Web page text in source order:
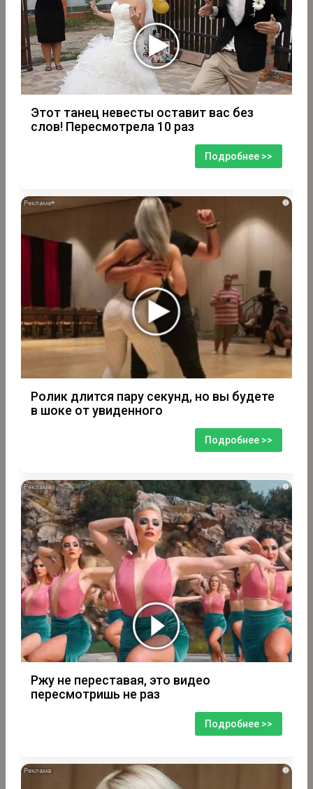
Этот танец невесты оставит вас без
слов! Пересмотрела 10 раз
Подробнее >>
i
Ролик длится пару секунд, но вы будете
в шоке от увиденного
Подробнее >>
i
Ржу не переставая, это видео
пересмотришь не раз
Подробнее >>
i